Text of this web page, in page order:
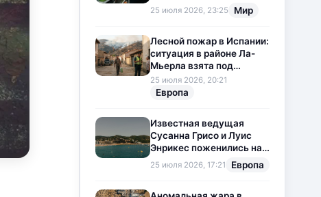
25 июля 2026, 23:25 Мир
Лесной пожар в Испании:
ситуация в районе Ла-
Мьерла взята под
контроль
25 июля 2026, 20:21
Европа
Известная ведущая
Сусанна Грисо и Луис
Энрикес поженились на
Коста-Браве
25 июля 2026, 17:21 Европа